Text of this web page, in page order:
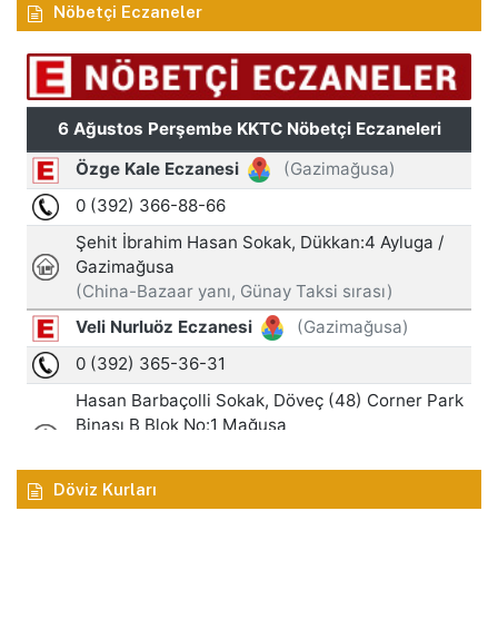
Nöbetçi Eczaneler
Döviz Kurları